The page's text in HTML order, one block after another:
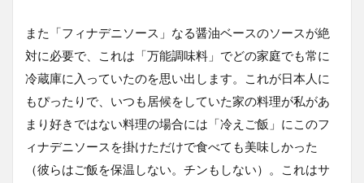
また「フィナデニソース」なる醤油ベースのソースが絶
対に必要で、これは「万能調味料」でどの家庭でも常に
冷蔵庫に入っていたのを思い出します。これが日本人に
もぴったりで、いつも居候をしていた家の料理が私があ
まり好きではない料理の場合には「冷えご飯」にこのフ
ィナデニソースを掛けただけで食べても美味しかった
（彼らはご飯を保温しない。チンもしない）。これはサ